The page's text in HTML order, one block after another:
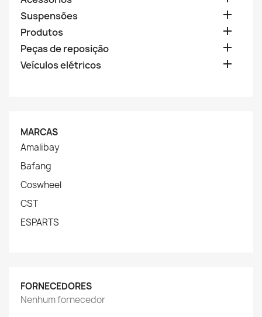
Suspensões 
Produtos 
Peças de reposição 
Veículos elétricos 
MARCAS
Amalibay
Bafang
Coswheel
CST
ESPARTS
FORNECEDORES
Nenhum fornecedor